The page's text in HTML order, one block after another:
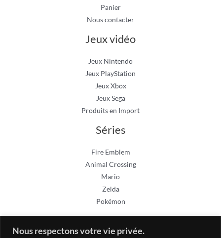
Nous respectons votre vie privée.
Panier
Nous contacter
Jeux vidéo
Jeux Nintendo
Jeux PlayStation
Jeux Xbox
Jeux Sega
Produits en Import
Séries
Fire Emblem
Animal Crossing
Mario
Zelda
Pokémon